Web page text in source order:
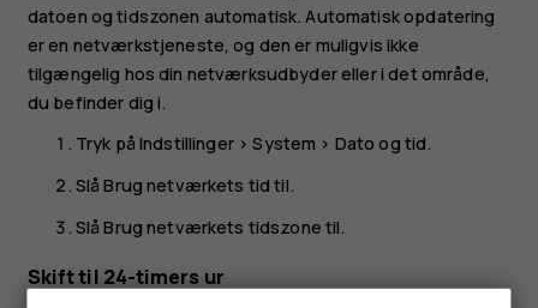
datoen og tidszonen automatisk. Automatisk opdatering
er en netværkstjeneste, og den er muligvis ikke
tilgængelig hos din netværksudbyder eller i det område,
du befinder dig i.
Tryk påIndstillinger>System > Dato og tid.
SlåBrug netværkets tid til.
SlåBrug netværkets tidszone til.
Skift til 24-timers ur